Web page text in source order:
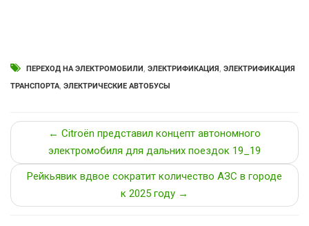
ПЕРЕХОД НА ЭЛЕКТРОМОБИЛИ, ЭЛЕКТРИФИКАЦИЯ, ЭЛЕКТРИФИКАЦИЯ
ТРАНСПОРТА, ЭЛЕКТРИЧЕСКИЕ АВТОБУСЫ
← Citroën представил концепт автономного
электромобиля для дальних поездок 19_19
Рейкьявик вдвое сократит количество АЗС в городе
к 2025 году →